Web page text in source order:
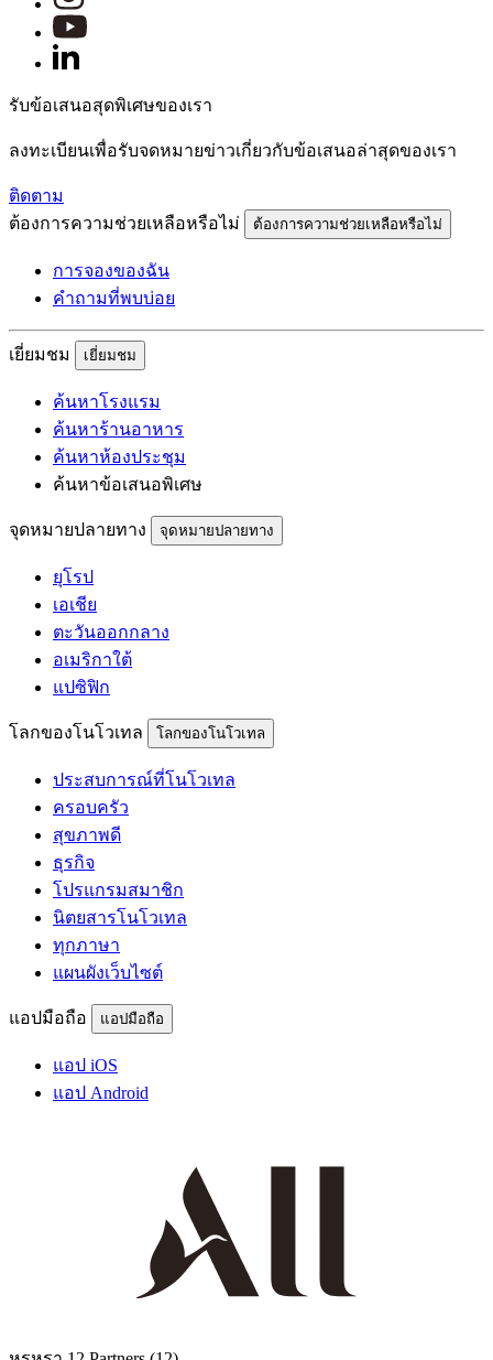
รับข้อเสนอสุดพิเศษของเรา
ลงทะเบียนเพื่อรับจดหมายข่าวเกี่ยวกับข้อเสนอล่าสุดของเรา
ติดตาม
ต้องการความช่วยเหลือหรือไม่
ต้องการความช่วยเหลือหรือไม่
การจองของฉัน
คำถามที่พบบ่อย
เยี่ยมชม เยี่ยมชม
ค้นหาโรงแรม
ค้นหาร้านอาหาร
ค้นหาห้องประชุม
ค้นหาข้อเสนอพิเศษ
จุดหมายปลายทาง จุดหมายปลายทาง
ยุโรป
เอเชีย
ตะวันออกกลาง
อเมริกาใต้
แปซิฟิก
โลกของโนโวเทล โลกของโนโวเทล
ประสบการณ์ที่โนโวเทล
ครอบครัว
สุขภาพดี
ธุรกิจ
โปรแกรมสมาชิก
นิตยสารโนโวเทล
ทุกภาษา
แผนผังเว็บไซต์
แอปมือถือ แอปมือถือ
แอป iOS
แอป Android